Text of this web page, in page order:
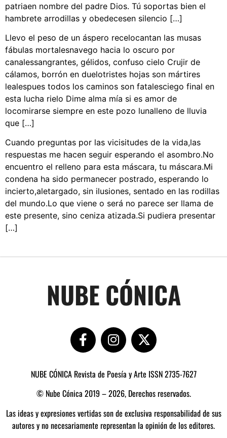
patriaen nombre del padre Dios. Tú soportas bien el
hambrete arrodillas y obedecesen silencio […]
Llevo el peso de un áspero recelocantan las musas
fábulas mortalesnavego hacia lo oscuro por
canalessangrantes, gélidos, confuso cielo Crujir de
cálamos, borrón en duelotristes hojas son mártires
lealespues todos los caminos son fatalesciego final en
esta lucha rielo Dime alma mía si es amor de
locomirarse siempre en este pozo lunalleno de lluvia
que […]
Cuando preguntas por las vicisitudes de la vida,las
respuestas me hacen seguir esperando el asombro.No
encuentro el relleno para esta máscara, tu máscara.Mi
condena ha sido permanecer postrado, esperando lo
incierto,aletargado, sin ilusiones, sentado en las rodillas
del mundo.Lo que viene o será no parece ser llama de
este presente, sino ceniza atizada.Si pudiera presentar
[…]
NUBE CÓNICA
NUBE CÓNICA Revista de Poesía y Arte ISSN 2735-7627
© Nube Cónica 2019 – 2026, Derechos reservados.
Las ideas y expresiones vertidas son de exclusiva responsabilidad de sus
autores y no necesariamente representan la opinión de los editores.